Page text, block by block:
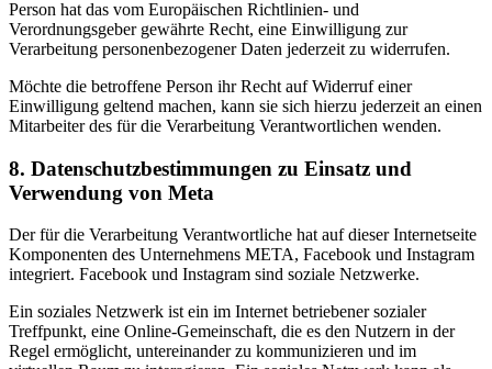
Person hat das vom Europäischen Richtlinien- und
Verordnungsgeber gewährte Recht, eine Einwilligung zur
Verarbeitung personenbezogener Daten jederzeit zu widerrufen.
Möchte die betroffene Person ihr Recht auf Widerruf einer
Einwilligung geltend machen, kann sie sich hierzu jederzeit an einen
Mitarbeiter des für die Verarbeitung Verantwortlichen wenden.
8. Datenschutzbestimmungen zu Einsatz und
Verwendung von Meta
Der für die Verarbeitung Verantwortliche hat auf dieser Internetseite
Komponenten des Unternehmens META, Facebook und Instagram
integriert. Facebook und Instagram sind soziale Netzwerke.
Ein soziales Netzwerk ist ein im Internet betriebener sozialer
Treffpunkt, eine Online-Gemeinschaft, die es den Nutzern in der
Regel ermöglicht, untereinander zu kommunizieren und im